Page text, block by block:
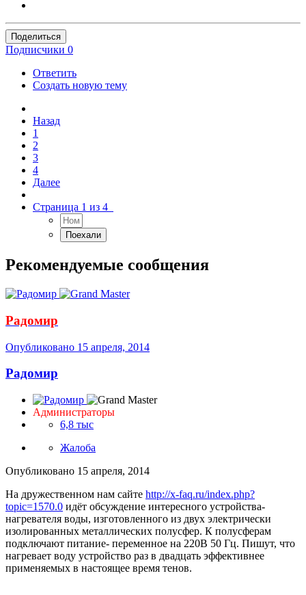
Поделиться
Подписчики 0
Ответить
Создать новую тему
Назад
1
2
3
4
Далее
Страница 1 из 4
Рекомендуемые сообщения
Радомир
Опубликовано 15 апреля, 2014
Радомир
Администраторы
6,8 тыс
Жалоба
Опубликовано 15 апреля, 2014
На дружественном нам сайте http://x-faq.ru/index.php?
topic=1570.0 идёт обсуждение интересного устройства-
нагревателя воды, изготовленного из двух электрически
изолированных металлических полусфер. К полусферам
подключают питание- переменное на 220В 50 Гц. Пишут, что
нагревает воду устройство раз в двадцать эффективнее
применяемых в настоящее время тенов.